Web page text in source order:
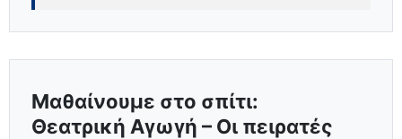
Μαθαίνουμε στο σπίτι:
Θεατρική Αγωγή – Οι πειρατές